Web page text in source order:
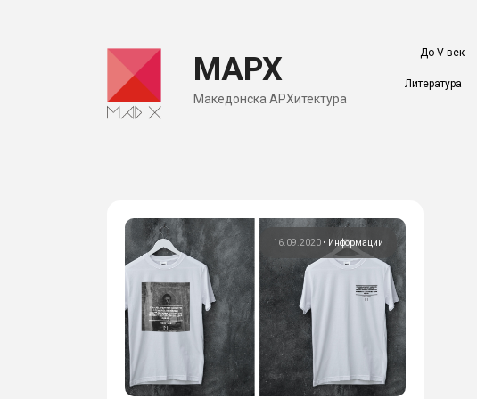
МАРХ
Македонска АРХитектура
До V век
Литература
16.09.2020 • Информации